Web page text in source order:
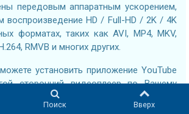
передовым аппаратным ускорением,
воспроизведение HD / Full-HD / 2K / 4K
форматах, таких как AVI, MP4, MKV,
RMVB и многих других.
установить приложение YouTube
сторонний видеоплеер по Вашему
Play Store, что расширит Ваши
видео и обеспечит Вам
Поиск Вверх